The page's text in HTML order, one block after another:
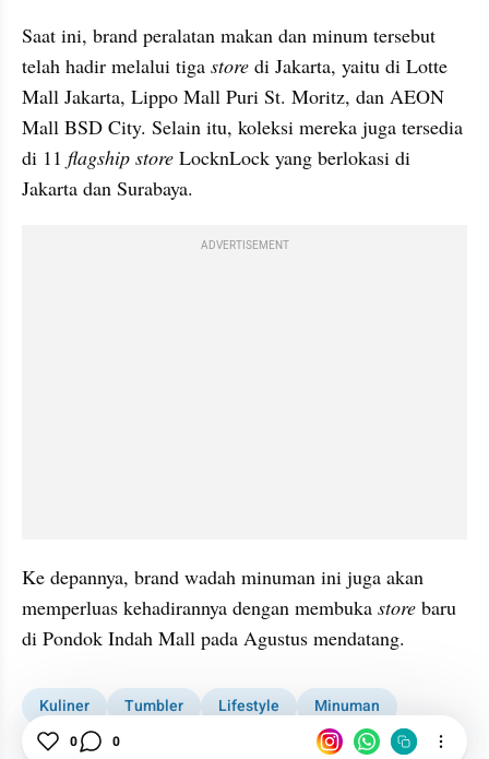
Saat ini, brand peralatan makan dan minum tersebut
telah hadir melalui tiga store di Jakarta, yaitu di Lotte
Mall Jakarta, Lippo Mall Puri St. Moritz, dan AEON
Mall BSD City. Selain itu, koleksi mereka juga tersedia
di 11 flagship store LocknLock yang berlokasi di
Jakarta dan Surabaya.
ADVERTISEMENT
Ke depannya, brand wadah minuman ini juga akan
memperluas kehadirannya dengan membuka store baru
di Pondok Indah Mall pada Agustus mendatang.
Kuliner Tumbler Lifestyle
Minuman
Makanan
0 0